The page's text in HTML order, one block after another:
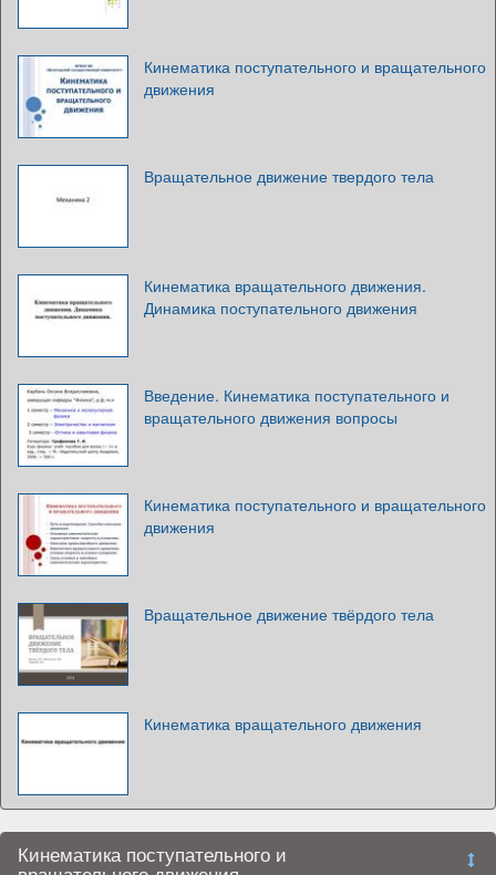
Кинематика поступательного и вращательного
движения
Вращательное движение твердого тела
Кинематика вращательного движения.
Динамика поступательного движения
Введение. Кинематика поступательного и
вращательного движения вопросы
Кинематика поступательного и вращательного
движения
Вращательное движение твёрдого тела
Кинематика вращательного движения
Кинематика поступательного и